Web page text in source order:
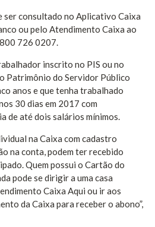
ser consultado no Aplicativo Caixa
ou pelo Atendimento Caixa ao
726 0207.
inscrito no PIS ou no
Patrimônio do Servidor Público
anos e que tenha trabalhado
30 dias em 2017 com
de até dois salários mínimos.
na Caixa com cadastro
na conta, podem ter recebido
Quem possui o Cartão do
pode se dirigir a uma casa
Caixa Aqui ou ir aos
da Caixa para receber o abono”,